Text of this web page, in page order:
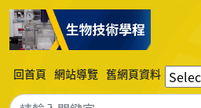
回首頁 網站導覽 舊網頁資料